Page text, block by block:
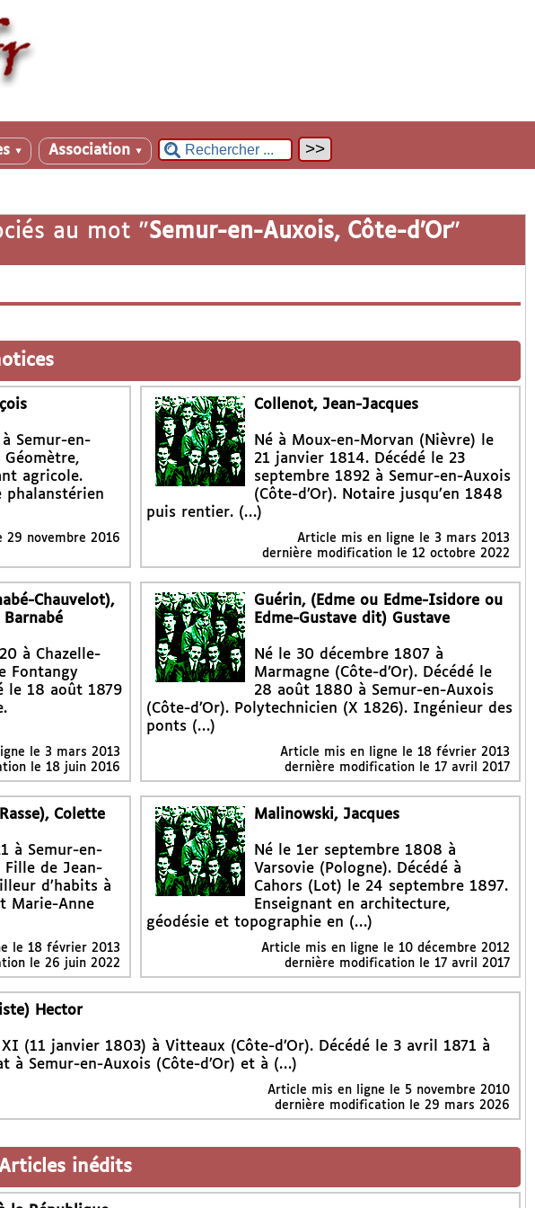
▼ Association ▼
au mot "Semur-en-Auxois, Côte-d’Or"
Semur-en-
Géomètre,
agricole.
phalanstérien
29 novembre 2016
Collenot, Jean-Jacques
Né à Moux-en-Morvan (Nièvre) le
21 janvier 1814. Décédé le 23
septembre 1892 à Semur-en-Auxois
(Côte-d’Or). Notaire jusqu’en 1848
puis rentier. (…)
Article mis en ligne le 3 mars 2013
dernière modification le 12 octobre 2022
Chauvelot),
à Chazelle-
Fontangy
le 18 août 1879
le 3 mars 2013
le 18 juin 2016
Guérin, (Edme ou Edme-Isidore ou
Edme-Gustave dit) Gustave
Né le 30 décembre 1807 à
Marmagne (Côte-d’Or). Décédé le
28 août 1880 à Semur-en-Auxois
(Côte-d’Or). Polytechnicien (X 1826). Ingénieur des
ponts (…)
Article mis en ligne le18 février 2013
dernière modification le 17 avril 2017
Colette
à Semur-en-
Fille de Jean-
d’habits à
Marie-Anne
le 18 février 2013
le 26 juin 2022
Malinowski, Jacques
Né le 1er septembre 1808 à
Varsovie (Pologne). Décédé à
Cahors (Lot) le 24 septembre 1897.
Enseignant en architecture,
géodésie et topographie en (…)
Article mis en ligne le10 décembre 2012
dernière modification le 17 avril 2017
Hector
(11 janvier 1803) à Vitteaux (Côte-d’Or). Décédé le 3 avril 1871 à
à Semur-en-Auxois (Côte-d’Or) et à (…)
Article mis en ligne le 5 novembre 2010
dernière modification le 29 mars 2026
inédits